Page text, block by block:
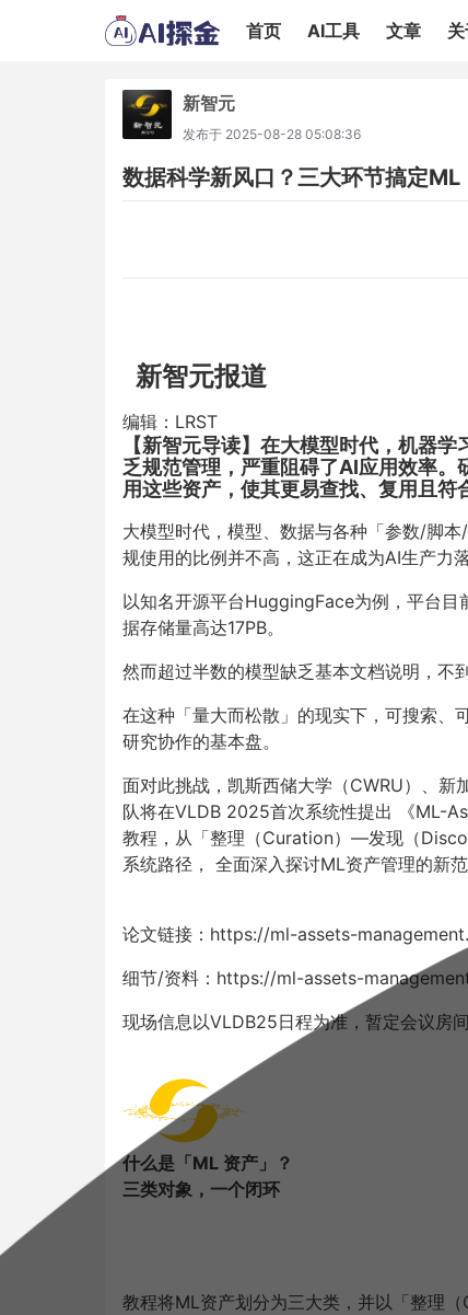
首页 AI工具 文章
新智元
发布于 2025-08-28 05:08:36
数据科学新风口？三大环节搞定
新智元报道
编辑：LRST
【新智元导读】 在大模型时代，机器学
乏规范管理，严重阻碍了AI应用效率
用这些资产，使其更易查找、复用且符
大模型时代，模型、数据与各种「参数/脚
规使用的比例并不高，这正在成为AI生产力
以知名开源平台HuggingFace为例，平台目
据存储量高达17PB。
然而超过半数的模型缺乏基本文档说明，不
在这种「量大而松散」的现实下，可搜索、
研究协作的基本盘。
面对此挑战，凯斯西储大学（CWRU）、
队将在VLDB 2025首次系统性提出 《ML-
教程，从「整理（Curation）—发现（
系统路径， 全面深入探讨ML资产管理的新范
论文链接：https://ml-assets-
细节/资料：https://ml-assets-
现场信息以VLDB25日程为准，暂定会议房
什么是「ML 资产」？
三类对象，一个闭环
教程将ML资产划分为三大类，并以「整